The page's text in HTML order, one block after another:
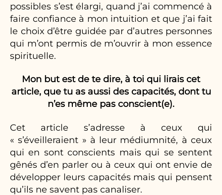
possibles s’est élargi, quand j’ai commencé à
faire confiance à mon intuition et que j’ai fait
le choix d’être guidée par d’autres personnes
qui m’ont permis de m’ouvrir à mon essence
spirituelle.
Mon but est de te dire, à toi qui lirais cet
article, que tu as aussi des capacités, dont tu
n’es même pas conscient(e).
Cet article s’adresse à ceux qui
« s’éveilleraient » à leur médiumnité, à ceux
qui en sont conscients mais qui se sentent
gênés d’en parler ou à ceux qui ont envie de
développer leurs capacités mais qui pensent
qu’ils ne savent pas canaliser.